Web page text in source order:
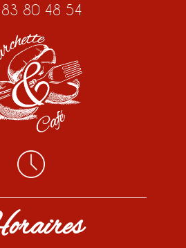
80 48 54